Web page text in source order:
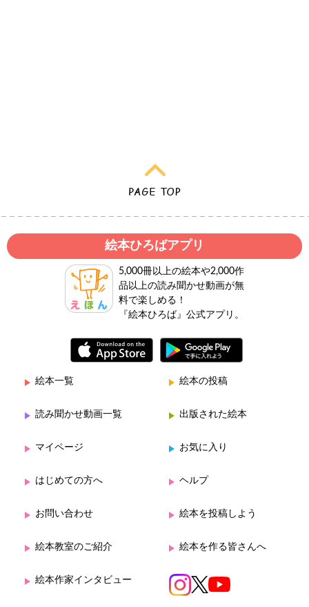
絵本ひろばアプリ
5,000冊以上の絵本や2,000作
品以上の読み聞かせ動画が無
料で楽しめる！
『絵本ひろば』公式アプリ。
絵本一覧 絵本の投稿
読み聞かせ動画一覧 出版された絵本
マイページ お気に入り
はじめての方へ ヘルプ
お問い合わせ 絵本を投稿しよう
絵本教室のご紹介 絵本を作る皆さんへ
絵本作家インタビュー